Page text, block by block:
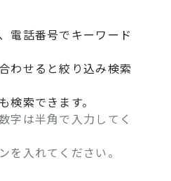
電話番号でキーワード
わせると絞り込み検索
検索できます。
字は半角で入力してく
入れてください。